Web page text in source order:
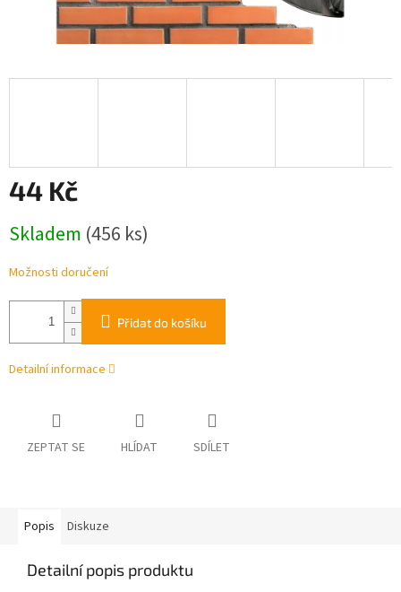
44 Kč
cena:
Skladem (456 ks)
Možnosti doručení
Přidat do košíku
Detailní informace
ZEPTAT SE HLÍDAT SDÍLET
Popis Diskuze
Detailní popis produktu